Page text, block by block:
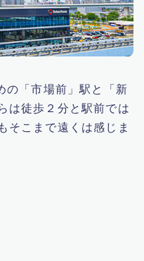
の「市場前」駅と「新
は徒歩２分と駅前では
そこまで遠くは感じま